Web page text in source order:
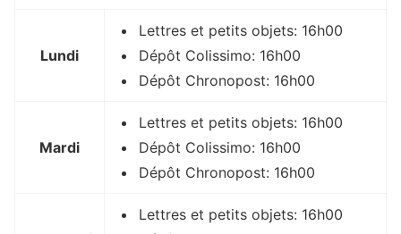
Lundi
Lettres et petits objets: 16h00
Dépôt Colissimo: 16h00
Dépôt Chronopost: 16h00
Mardi
Lettres et petits objets: 16h00
Dépôt Colissimo: 16h00
Dépôt Chronopost: 16h00
Lettres et petits objets: 16h00